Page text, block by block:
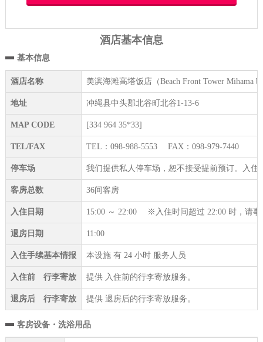
酒店基本信息
基本信息
酒店名称 美滨海滩高塔饭店（Beach Front Tower Mihama
地址 冲绳县中头郡北谷町北谷1-13-6
MAP CODE [334 964 35*33]
TEL/FAX TEL：098-988-5553 FAX：098-979-7440
停车场 我们提供私人停车场，恕不接受提前预订。入
客房总数 36间客房
入住日期 15:00 ～ 22:00 ※入住时间超过 22:00 时，请事
退房日期 11:00
入住手续基本情报 本设施 有 24 小时 服务人员
入住前 行李寄放 提供 入住前的行李寄放服务。
退房后 行李寄放 提供 退房后的行李寄放服务。
客房设备・洗浴用品